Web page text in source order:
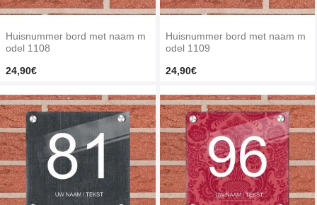
Huisnummer bord met naam m
odel 1108
24,90€
Huisnummer bord met naam m
odel 1109
24,90€